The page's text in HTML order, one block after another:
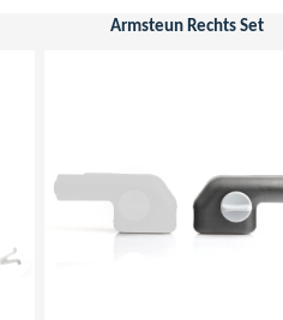
Armsteun Rechts Set